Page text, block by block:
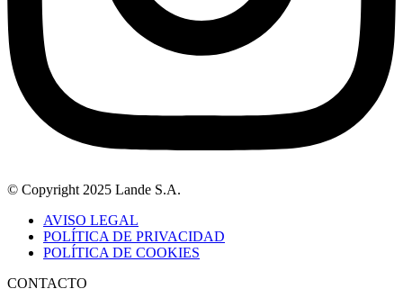
© Copyright 2025 Lande S.A.
AVISO LEGAL
POLÍTICA DE PRIVACIDAD
POLÍTICA DE COOKIES
CONTACTO